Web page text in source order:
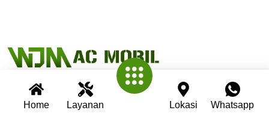
Home Layanan Lokasi Whatsapp
Wijaya AC Mobil adalah bengkel spesialis AC mobil yang